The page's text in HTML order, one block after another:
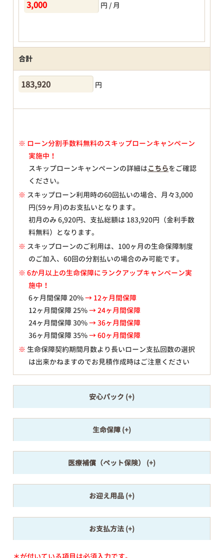
円 / 月
合計
円
※ ローン分割手数料無料のスキップローンキャンペーン
実施中！
スキップローンキャンペーンの詳細はこちらをご確認
ください。
※ スキップローン利用時の60回払いの場合、月々3,000
円(59ヶ月)のお支払いとなります。
初月のみ6,920円、支払総額は 183,920円（金利手数
料無料）となります。
※ スキップローンのご利用は、100ヶ月の生命保障制度
のご加入、60回の分割払いの場合のみ可能です。
※ 6か月以上の生命保障にランクアップキャンペーン実
施中！
6ヶ月間保障 20%→ 12ヶ月間保障
12ヶ月間保障 25%→ 24ヶ月間保障
24ヶ月間保障 30%→ 36ヶ月間保障
36ヶ月間保障 35%→ 60ヶ月間保障
※ 生命保障契約期間月数より長いローン支払回数の選択
は出来かねますのでお見積作成時はご注意ください
安心パック
生命保障
医療補償（ペット保険）
お迎え用品
お支払方法